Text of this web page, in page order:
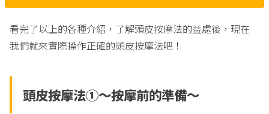
看完了以上的各種介紹，了解頭皮按摩法的益處後，現在
我們就來實際操作正確的頭皮按摩法吧！
頭皮按摩法①〜按摩前的準備〜